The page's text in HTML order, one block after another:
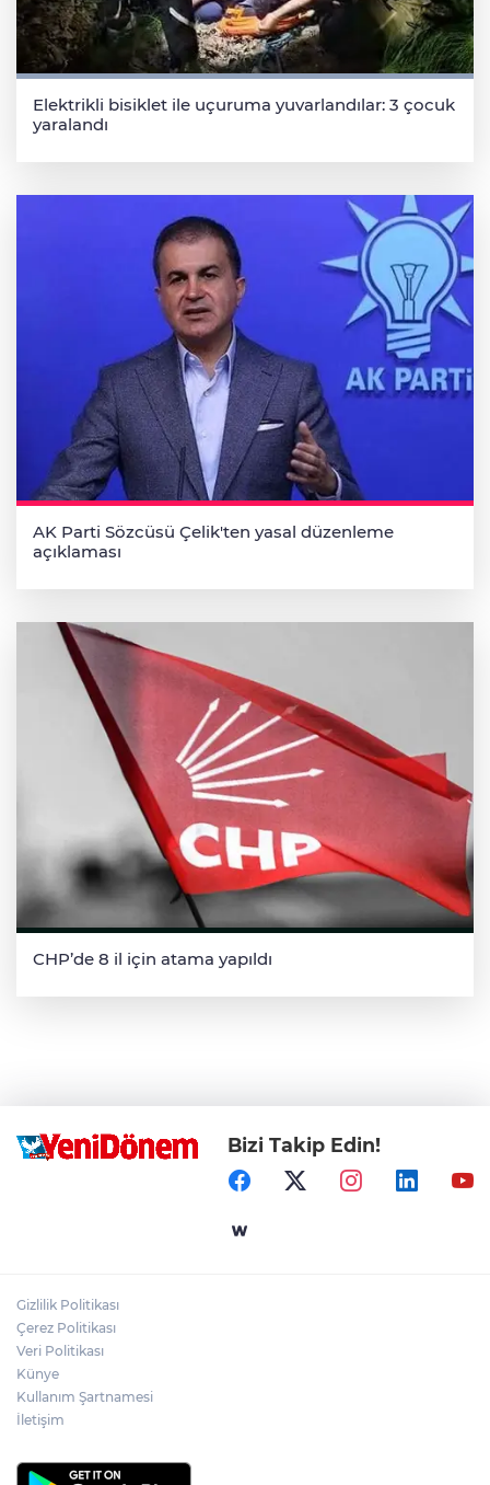
Elektrikli bisiklet ile uçuruma yuvarlandılar: 3 çocuk
yaralandı
AK Parti Sözcüsü Çelik'ten yasal düzenleme
açıklaması
CHP’de 8 il için atama yapıldı
Bizi Takip Edin!
Gizlilik Politikası
Çerez Politikası
Veri Politikası
Künye
Kullanım Şartnamesi
İletişim